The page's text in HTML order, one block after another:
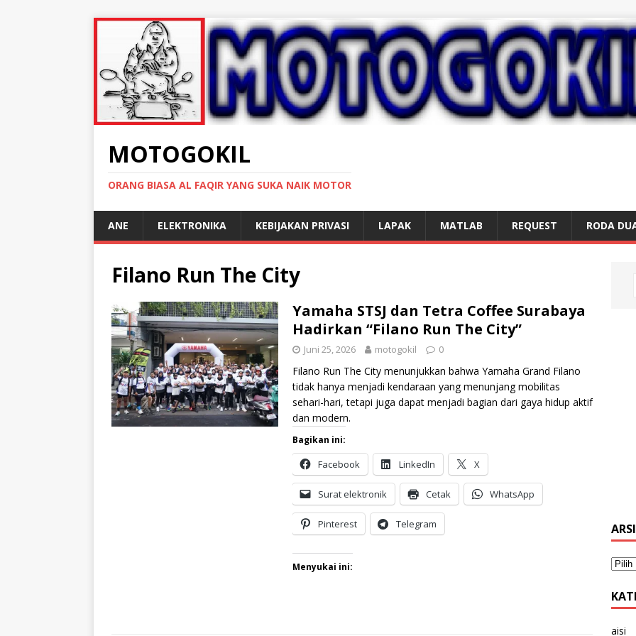
MOTOGOKIL
ORANG BIASA AL FAQIR YANG SUKA NAIK MOTOR
ANE ELEKTRONIKA KEBIJAKAN PRIVASI LAPAK MATLAB REQUEST RODA
Filano Run The City
Yamaha STSJ dan Tetra Coffee Surabaya
Hadirkan “Filano Run The City”
Juni 25, 2026 motogokil 0
Filano Run The City menunjukkan bahwa Yamaha Grand Filano
tidak hanya menjadi kendaraan yang menunjang mobilitas
sehari-hari, tetapi juga dapat menjadi bagian dari gaya hidup aktif
dan modern.
Bagikan ini:
Facebook LinkedIn X
Surat elektronik Cetak WhatsApp
Pinterest Telegram
Menyukai ini:
aisi